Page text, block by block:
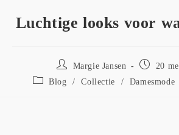
Luchtige looks voor
Margie Jansen
20
Blog
/ Collectie / Damesmode